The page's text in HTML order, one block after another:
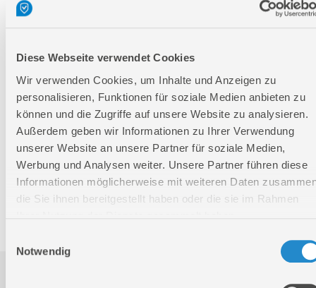
Diese Webseite verwendet Cookies
Wir verwenden Cookies, um Inhalte und Anzeigen zu
personalisieren, Funktionen für soziale Medien anbieten zu
können und die Zugriffe auf unsere Website zu analysieren.
Außerdem geben wir Informationen zu Ihrer Verwendung
unserer Website an unsere Partner für soziale Medien,
Werbung und Analysen weiter. Unsere Partner führen diese
Informationen möglicherweise mit weiteren Daten
die Sie ihnen bereitgestellt haben oder die sie im Rahmen
Notwendig
Länge
Breite
55 mm
Nettogewicht:
0,569 kg
Bruttogewicht:
0,6 kg
GTIN:
4015671200846